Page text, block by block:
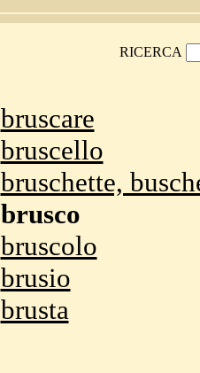
RICERCA
bruscare
bruscello
bruschette,
brusco
bruscolo
brusio
brusta